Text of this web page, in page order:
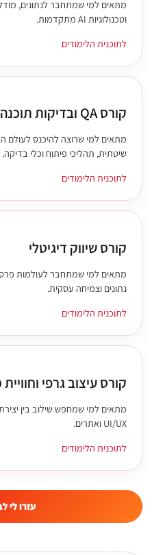
וטכנולוגיות AI מתקדמות.
לתוכנית הלימודים
קורס QA ובדיקות תוכנה
מתאים למי שרוצה להיכנס לעולם
שיטתית, תהליכי פיתוח וכלי בדיקה.
לתוכנית הלימודים
קורס שיווק דיגיטלי
נתונים וצמיחה עסקית.
לתוכנית הלימודים
קורס עיצוב גרפי
מתאים למי שמחפש שילוב בין
UI/UX ואתרים.
לתוכנית הלימודים
עזרו לי